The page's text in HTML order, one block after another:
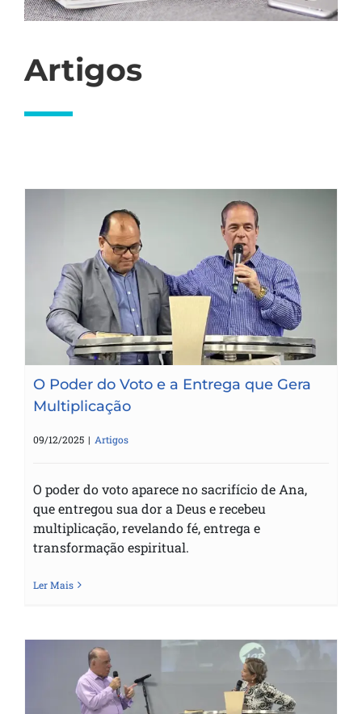
Artigos
O Poder do Voto e a Entrega que Gera
Multiplicação
O Poder do Voto e a Entrega que Gera
Multiplicação
09/12/2025 | Artigos
O poder do voto aparece no sacrifício de Ana,
que entregou sua dor a Deus e recebeu
multiplicação, revelando fé, entrega e
transformação espiritual.
Ler Mais